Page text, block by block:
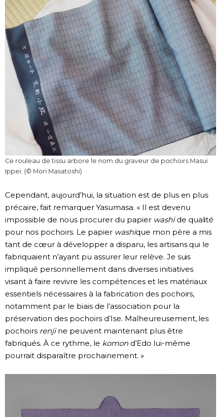
Ce rouleau de tissu arbore le nom du graveur de pochoirs Masui
Ippei. (© Mori Masatoshi)
Cependant, aujourd’hui, la situation est de plus en plus
précaire, fait remarquer Yasumasa. « Il est devenu
impossible de nous procurer du papier washide qualité
pour nos pochoirs. Le papier washique mon père a mis
tant de cœur à développer a disparu, les artisans qui le
fabriquaient n’ayant pu assurer leur relève. Je suis
impliqué personnellement dans diverses initiatives
visant à faire revivre les compétences et les matériaux
essentiels nécessaires à la fabrication des pochoirs,
notamment par le biais de l’association pour la
préservation des pochoirs d’Ise. Malheureusement, les
pochoirs renjine peuvent maintenant plus être
fabriqués. À ce rythme, le komon d’Edo lui-même
pourrait disparaître prochainement. »